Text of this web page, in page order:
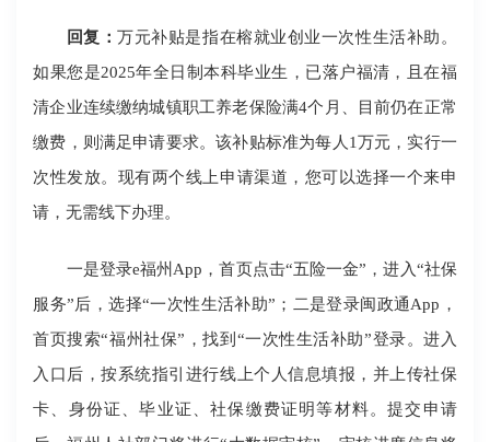
回复：万元补贴是指在榕就业创业一次性生活补助。
如果您是2025年全日制本科毕业生，已落户福清，且在福
清企业连续缴纳城镇职工养老保险满4个月、目前仍在正常
缴费，则满足申请要求。该补贴标准为每人1万元，实行一
次性发放。现有两个线上申请渠道，您可以选择一个来申
请，无需线下办理。
一是登录e福州App，首页点击“五险一金”，进入“社保
服务”后，选择“一次性生活补助”；二是登录闽政通App，
首页搜索“福州社保”，找到“一次性生活补助”登录。进入
入口后，按系统指引进行线上个人信息填报，并上传社保
卡、身份证、毕业证、社保缴费证明等材料。提交申请